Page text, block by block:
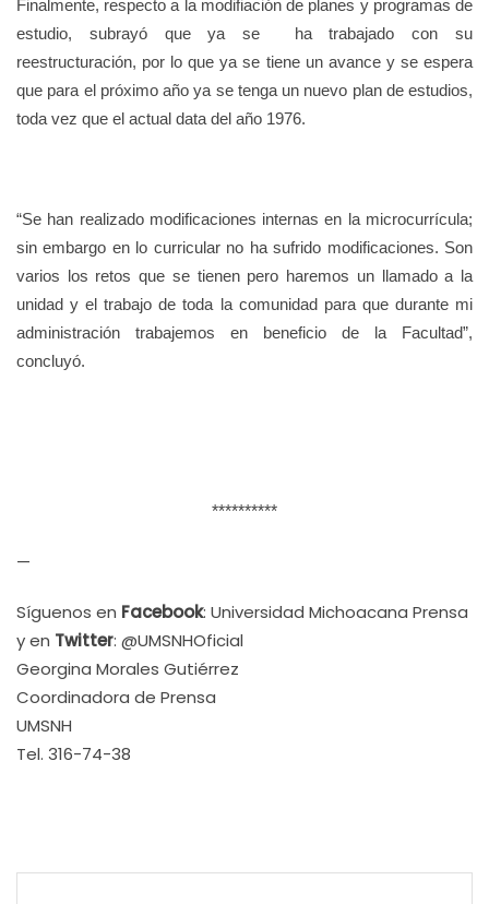
Finalmente, respecto a la modifiación de planes y programas de
estudio, subrayó que ya se ha trabajado con su
reestructuración, por lo que ya se tiene un avance y se espera
que para el próximo año ya se tenga un nuevo plan de estudios,
toda vez que el actual data del año 1976.
“Se han realizado modificaciones internas en la microcurrícula;
sin embargo en lo curricular no ha sufrido modificaciones. Son
varios los retos que se tienen pero haremos un llamado a la
unidad y el trabajo de toda la comunidad para que durante mi
administración trabajemos en beneficio de la Facultad”,
concluyó.
**********
—
Síguenos en Facebook: Universidad Michoacana Prensa
y en Twitter: @UMSNHOficial
Georgina Morales Gutiérrez
Coordinadora de Prensa
UMSNH
Tel. 316-74-38